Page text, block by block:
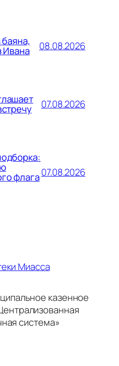
Ивана 08.08.2026
07.08.2026
флага07.08.2026
Миасса
казенное
система»